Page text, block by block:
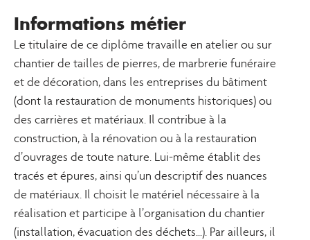
Informations métier
Le titulaire de ce diplôme travaille en atelier ou sur
chantier de tailles de pierres, de marbrerie funéraire
et de décoration, dans les entreprises du bâtiment
(dont la restauration de monuments historiques) ou
des carrières et matériaux. Il contribue à la
construction, à la rénovation ou à la restauration
d’ouvrages de toute nature. Lui-même établit des
tracés et épures, ainsi qu’un descriptif des nuances
de matériaux. Il choisit le matériel nécessaire à la
réalisation et participe à l’organisation du chantier
(installation, évacuation des déchets…). Par ailleurs, il